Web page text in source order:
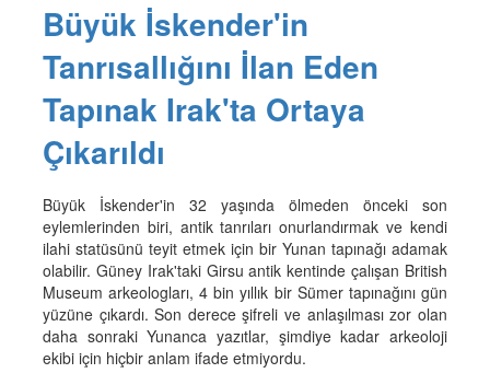
Büyük İskender'in
Tanrısallığını İlan Eden
Tapınak Irak'ta Ortaya
Çıkarıldı
Büyük İskender'in 32 yaşında ölmeden önceki son
eylemlerinden biri, antik tanrıları onurlandırmak ve kendi
ilahi statüsünü teyit etmek için bir Yunan tapınağı adamak
olabilir. Güney Irak'taki Girsu antik kentinde çalışan British
Museum arkeologları, 4 bin yıllık bir Sümer tapınağını gün
yüzüne çıkardı. Son derece şifreli ve anlaşılması zor olan
daha sonraki Yunanca yazıtlar, şimdiye kadar arkeoloji
ekibi için hiçbir anlam ifade etmiyordu.